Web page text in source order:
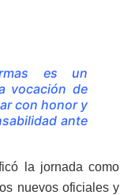
es un
vocación de
con honor y
ante
la jornada como
nuevos oficiales y